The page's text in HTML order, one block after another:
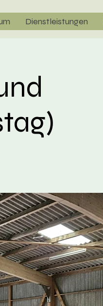
Dienstleistungen